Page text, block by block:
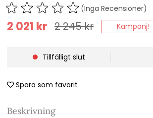
(Inga Recensioner)
2 245kr
2 021 kr Kampanj!
Tillfälligt slut
Spara som favorit
Beskrivning